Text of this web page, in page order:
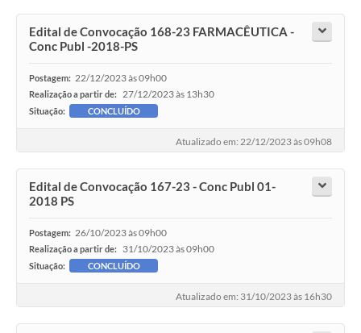
Edital de Convocação 168-23 FARMACÊUTICA -
Conc Publ -2018-PS
Postagem: 22/12/2023 às 09h00
Realização a partir de: 27/12/2023 às 13h30
Situação: CONCLUÍDO
Atualizado em: 22/12/2023 às 09h08
Edital de Convocação 167-23 - Conc Publ 01-
2018 PS
Postagem: 26/10/2023 às 09h00
Realização a partir de: 31/10/2023 às 09h00
Situação: CONCLUÍDO
Atualizado em: 31/10/2023 às 16h30